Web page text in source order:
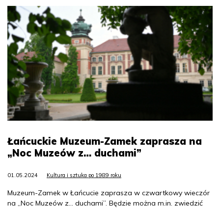
Łańcuckie Muzeum-Zamek zaprasza na
„Noc Muzeów z… duchami”
01.05.2024 Kultura i sztuka po 1989 roku
Muzeum-Zamek w Łańcucie zaprasza w czwartkowy wieczór
na „Noc Muzeów z… duchami”. Będzie można m.in. zwiedzić